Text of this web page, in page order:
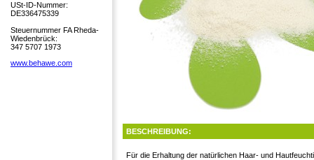
USt-ID-Nummer:
DE336475339
Steuernummer FA Rheda-
Wiedenbrück:
347 5707 1973
www.behawe.com
BESCHREIBUNG:
Für die Erhaltung der natürlichen Haar- und